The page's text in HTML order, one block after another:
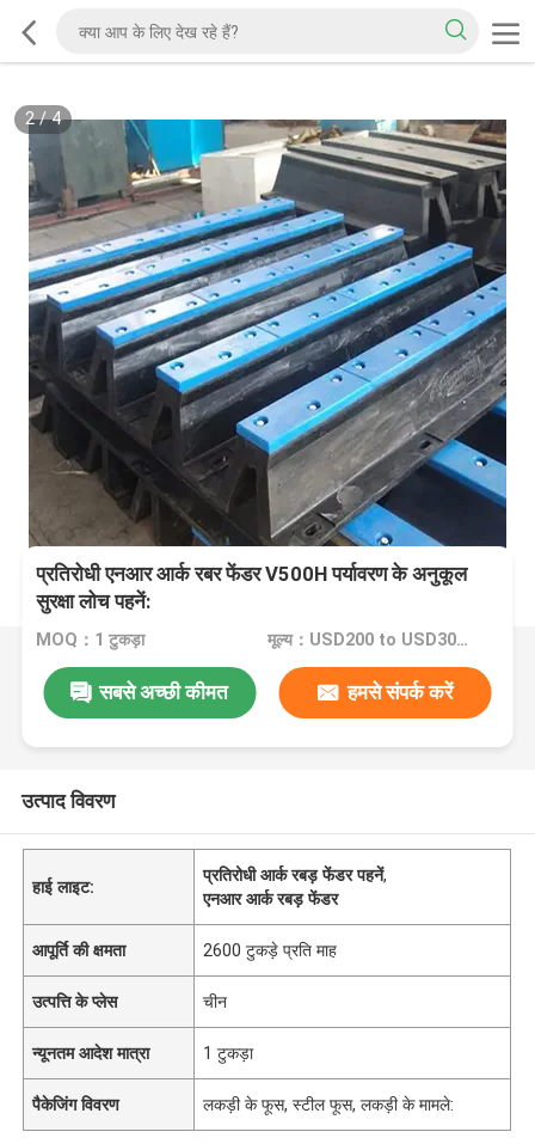
2/4
प्रतिरोधी एनआर आर्क रबर फेंडर V500H पर्यावरण के अनुकूल
सुरक्षा लोच पहनें:
MOQ：1 टुकड़ा मूल्य：USD200 to USD3000 Per Piece
सबसे अच्छी कीमत हमसे संपर्क करें
उत्पाद विवरण
हाई लाइट:
प्रतिरोधी आर्क रबड़ फेंडर पहनें,
एनआर आर्क रबड़ फेंडर
आपूर्ति की क्षमता 2600 टुकड़े प्रति माह
उत्पत्ति के प्लेस चीन
न्यूनतम आदेश मात्रा 1 टुकड़ा
पैकेजिंग विवरण लकड़ी के फूस, स्टील फूस, लकड़ी के मामले: